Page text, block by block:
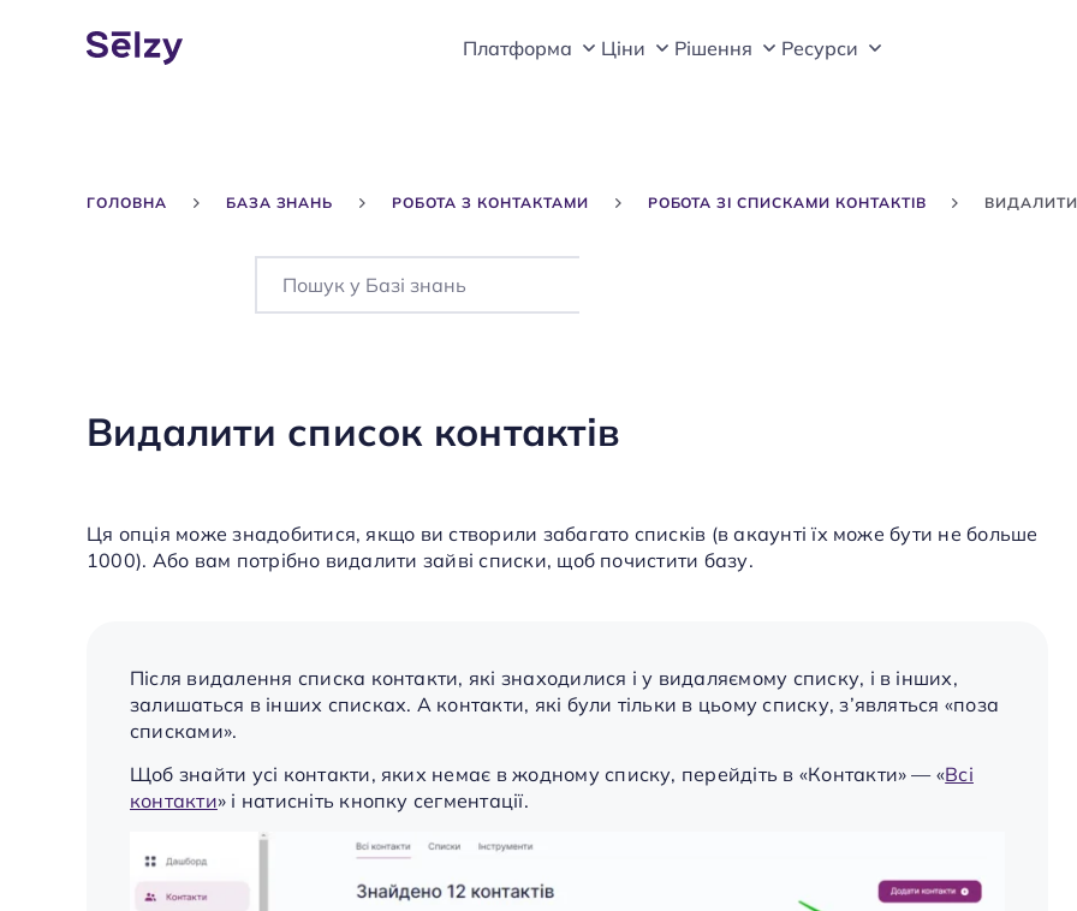
Платформа Цiни Рішення Ресурси
ГОЛОВНА БАЗА ЗНАНЬ РОБОТА З КОНТАКТАМИ РОБОТА ЗІ СПИСКАМИ КОНТАКТІВ
Видалити список контактів
Ця опція може знадобитися, якщо ви створили забагато списків (в акаунті їх може бути не больше
1000). Або вам потрібно видалити зайві списки, щоб почистити базу.
Після видалення списка контакти, які знаходилися і у видаляємому списку, і в інших,
залишаться в інших списках. А контакти, які були тільки в цьому списку, з’являться «поза
списками».
Щоб знайти усі контакти, яких немає в жодному списку, перейдіть в «Контакти» — «Всі
контакти» і натисніть кнопку сегментації.